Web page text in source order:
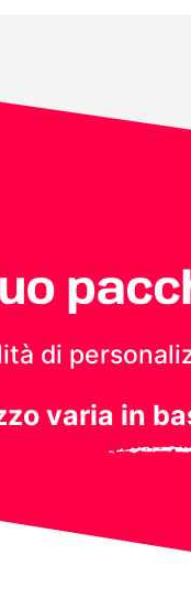
di
varia in